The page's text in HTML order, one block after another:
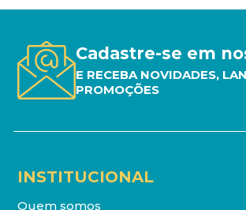
Cadastre-se em
E RECEBA NOVIDADES,
PROMOÇÕES
INSTITUCIONAL
Quem somos